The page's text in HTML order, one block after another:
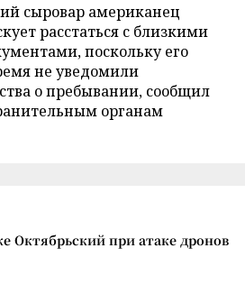
сыровар американец
расстаться с близкими
поскольку его
не уведомили
о пребывании, сообщил
органам
Октябрьский при атаке дронов